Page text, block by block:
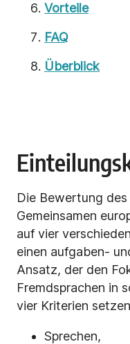
Vorteile
FAQ
Überblick
Die Bewertung des
Gemeinsamen
auf vier
einen aufgaben-
Ansatz, der den
Fremdsprachen in
vier Kriterien
Sprechen,